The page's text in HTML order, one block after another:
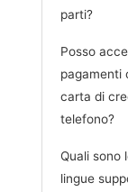
parti?
Posso
pagamenti
carta di
telefono?
Quali sono
lingue